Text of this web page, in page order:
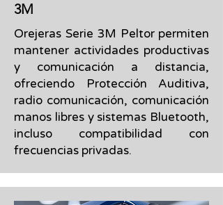
3M
Orejeras Serie 3M Peltor permiten
mantener actividades productivas
y comunicación a distancia,
ofreciendo Protección Auditiva,
radio comunicación, comunicación
manos libres y sistemas Bluetooth,
incluso compatibilidad con
frecuencias privadas.